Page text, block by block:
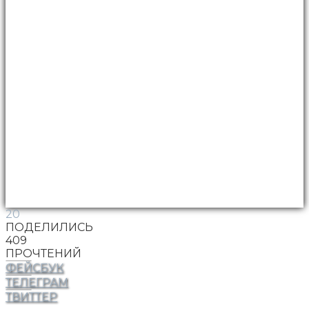
20
ПОДЕЛИЛИСЬ
409
ПРОЧТЕНИЙ
ФЕЙСБУК
ТЕЛЕГРАМ
ТВИТТЕР